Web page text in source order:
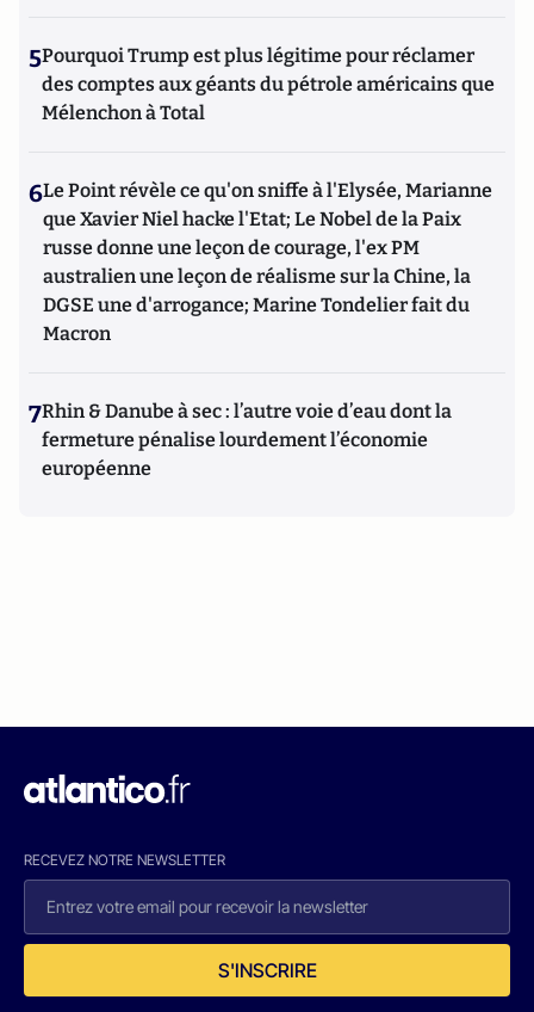
5Pourquoi Trump est plus légitime pour réclamer
des comptes aux géants du pétrole américains que
Mélenchon à Total
6Le Point révèle ce qu'on sniffe à l'Elysée, Marianne
que Xavier Niel hacke l'Etat; Le Nobel de la Paix
russe donne une leçon de courage, l'ex PM
australien une leçon de réalisme sur la Chine, la
DGSE une d'arrogance; Marine Tondelier fait du
Macron
7Rhin & Danube à sec : l’autre voie d’eau dont la
fermeture pénalise lourdement l’économie
européenne
RECEVEZ NOTRE NEWSLETTER
S'INSCRIRE